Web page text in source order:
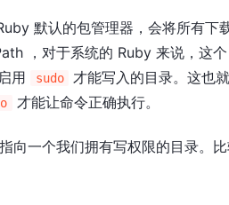
默认的包管理器，会将所有下
，对于系统的 Ruby 来说，这
用
sudo 才能写入的目录。这也
才能让命令正确执行。
向一个我们拥有写权限的目录。